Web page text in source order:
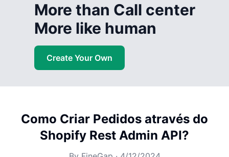
More than Call center
More like human
Create Your Own
Como Criar Pedidos através do
Shopify Rest Admin API?